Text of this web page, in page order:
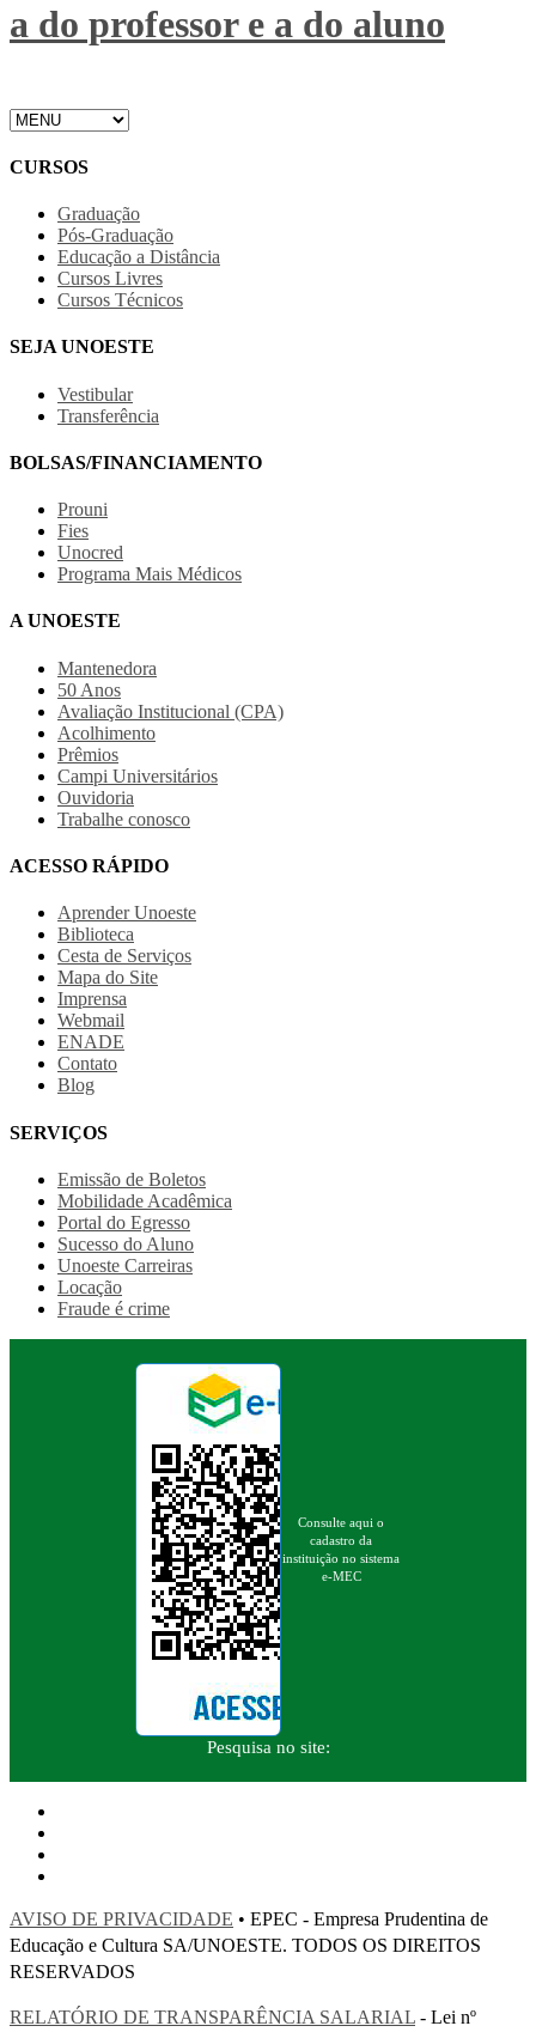
a do professor e a do aluno
CURSOS
Graduação
Pós-Graduação
Educação a Distância
Cursos Livres
Cursos Técnicos
SEJA UNOESTE
Vestibular
Transferência
BOLSAS/FINANCIAMENTO
Prouni
Fies
Unocred
Programa Mais Médicos
A UNOESTE
Mantenedora
50 Anos
Avaliação Institucional (CPA)
Acolhimento
Prêmios
Campi Universitários
Ouvidoria
Trabalhe conosco
ACESSO RÁPIDO
Aprender Unoeste
Biblioteca
Cesta de Serviços
Mapa do Site
Imprensa
Webmail
ENADE
Contato
Blog
SERVIÇOS
Emissão de Boletos
Mobilidade Acadêmica
Portal do Egresso
Sucesso do Aluno
Unoeste Carreiras
Locação
Fraude é crime
Consulte aqui o
cadastro da
instituição no sistema
e-MEC
Pesquisa no site:
AVISO DE PRIVACIDADE • EPEC - Empresa Prudentina de
Educação e Cultura SA/UNOESTE. TODOS OS DIREITOS
RESERVADOS
RELATÓRIO DE TRANSPARÊNCIA SALARIAL - Lei nº